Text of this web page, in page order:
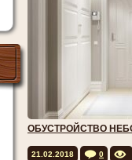
ОБУСТРОЙСТВО
21.02.2018 0